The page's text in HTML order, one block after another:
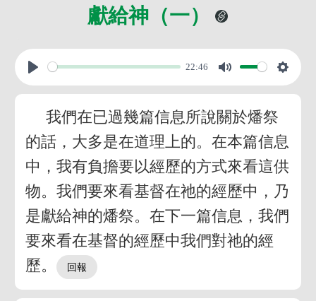
獻給神（一）
22:46
我們在已過幾篇信息所說關於燔祭
的話，大多是在道理上的。在本篇信息
中，我有負擔要以經歷的方式來看這供
物。我們要來看基督在祂的經歷中，乃
是獻給神的燔祭。在下一篇信息，我們
要來看在基督的經歷中我們對祂的經
歷。